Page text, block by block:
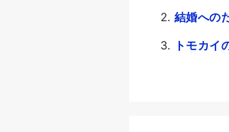
結婚への
トモカイ